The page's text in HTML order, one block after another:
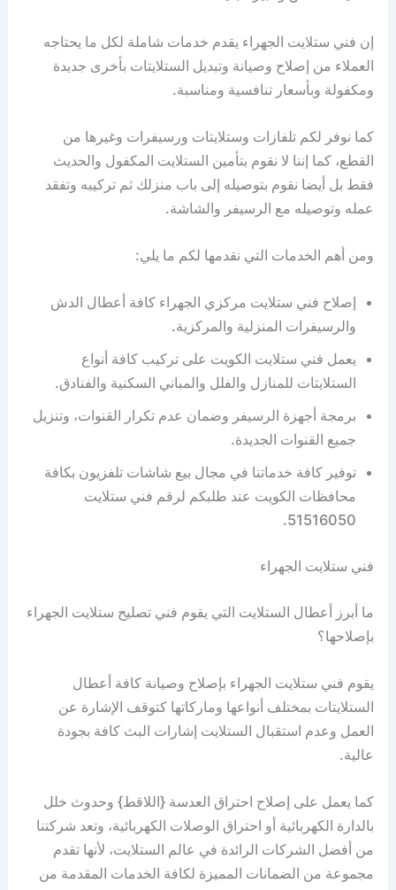
إن فني ستلايت الجهراء يقدم خدمات شاملة لكل ما يحتاجه
العملاء من إصلاح وصيانة وتبديل الستلايتات بأخرى جديدة
ومكفولة وبأسعار تنافسية ومناسبة.
كما نوفر لكم تلفازات وستلايتات ورسيفرات وغيرها من
القطع، كما إننا لا نقوم بتأمين الستلايت المكفول والحديث
فقط بل أيضا نقوم بتوصيله إلى باب منزلك ثم تركيبه وتفقد
عمله وتوصيله مع الرسيفر والشاشة.
ومن أهم الخدمات التي نقدمها لكم ما يلي:
إصلاح فني ستلايت مركزي الجهراء كافة أعطال الدش
والرسيفرات المنزلية والمركزية.
يعمل فني ستلايت الكويت على تركيب كافة أنواع
الستلايتات للمنازل والفلل والمباني السكنية والفنادق.
برمجة أجهزة الرسيفر وضمان عدم تكرار القنوات، وتنزيل
جميع القنوات الجديدة.
توفير كافة خدماتنا في مجال بيع شاشات تلفزيون بكافة
محافظات الكويت عند طلبكم لرقم فني ستلايت
51516050.
فني ستلايت الجهراء
ما أبرز أعطال الستلايت التي يقوم فني تصليح ستلايت الجهراء
بإصلاحها؟
يقوم فني ستلايت الجهراء بإصلاح وصيانة كافة أعطال
الستلايتات بمختلف أنواعها وماركاتها كتوقف الإشارة عن
العمل وعدم استقبال الستلايت إشارات البث كافة بجودة
عالية.
كما يعمل على إصلاح احتراق العدسة {اللاقط} وحدوث خلل
بالدارة الكهربائية أو احتراق الوصلات الكهربائية، وتعد شركتنا
من أفضل الشركات الرائدة في عالم الستلايت، لأنها تقدم
مجموعة من الضمانات المميزة لكافة الخدمات المقدمة من